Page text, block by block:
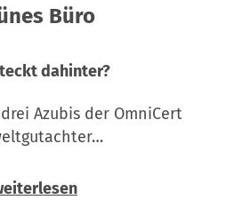
Büro
dahinter?
Azubis der OmniCert